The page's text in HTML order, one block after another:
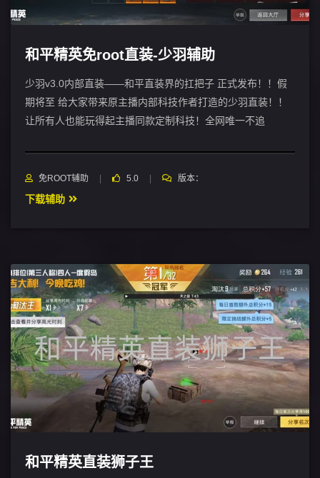
和平精英免root直装-少羽辅助
少羽v3.0内部直装——和平直装界的扛把子 正式发布！！假
期将至 给大家带来原主播内部科技作者打造的少羽直装！！
让所有人也能玩得起主播同款定制科技！全网唯一不追
免ROOT辅助 5.0 版本：
下载辅助
和平精英直装狮子王